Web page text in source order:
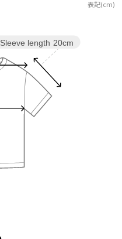
表記(cm)
Sleeve length 20cm